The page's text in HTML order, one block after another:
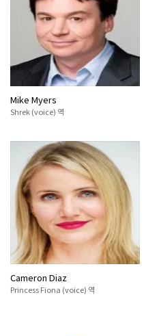
Mike Myers
Shrek (voice) 역
Cameron Diaz
Princess Fiona (voice) 역